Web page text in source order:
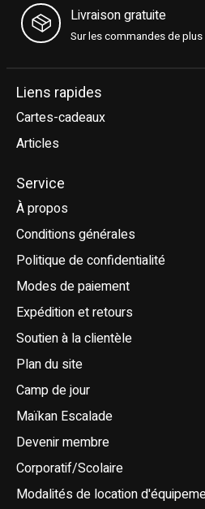
Livraison gratuite
Sur les commandes de plus
Liens rapides
Cartes-cadeaux
Articles
Service
À propos
Conditions générales
Politique de confidentialité
Modes de paiement
Expédition et retours
Soutien à la clientèle
Plan du site
Camp de jour
Maïkan Escalade
Devenir membre
Corporatif/Scolaire
Modalités de location